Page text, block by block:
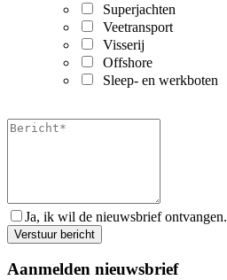
Superjachten
Veetransport
Visserij
Offshore
Sleep- en werkboten
Ja, ik wil de nieuwsbrief ontvangen.
Aanmelden nieuwsbrief